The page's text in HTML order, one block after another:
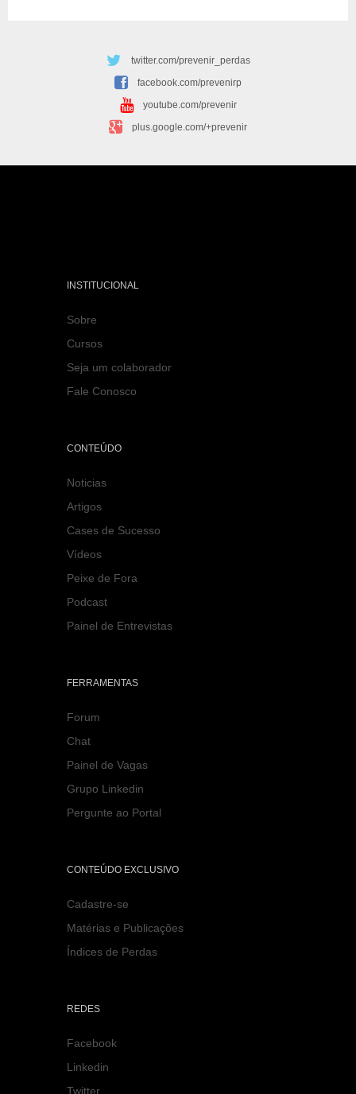
twitter.com/prevenir_perdas
facebook.com/prevenirp
youtube.com/prevenir
plus.google.com/+prevenir
INSTITUCIONAL
Sobre
Cursos
Seja um colaborador
Fale Conosco
CONTEÚDO
Noticias
Artigos
Cases de Sucesso
Vídeos
Peixe de Fora
Podcast
Painel de Entrevistas
FERRAMENTAS
Forum
Chat
Painel de Vagas
Grupo Linkedin
Pergunte ao Portal
CONTEÚDO EXCLUSIVO
Cadastre-se
Matérias e Publicações
Índices de Perdas
REDES
Facebook
Linkedin
Twitter